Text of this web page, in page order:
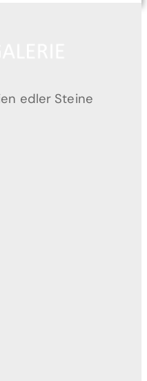
edler Steine